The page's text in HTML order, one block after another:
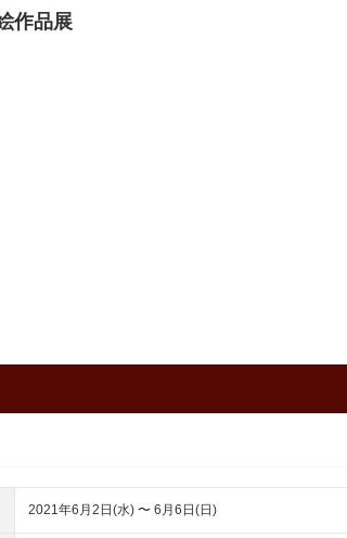
作品展
2021年6月2日(水) 〜 6月6日(日)